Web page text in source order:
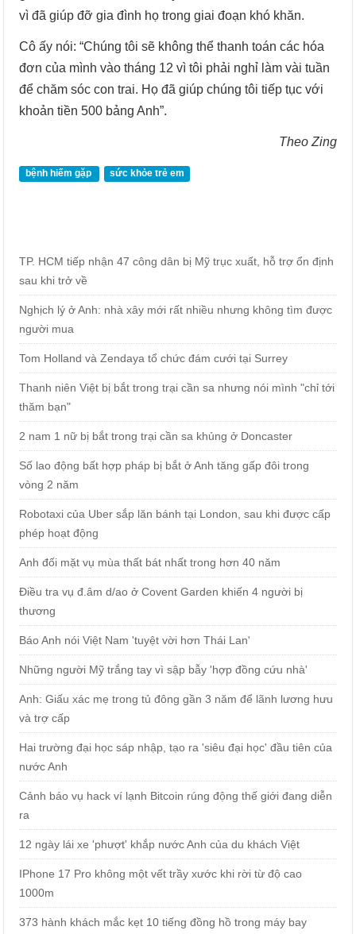
vì đã giúp đỡ gia đình họ trong giai đoạn khó khăn.
Cô ấy nói: “Chúng tôi sẽ không thể thanh toán các hóa
đơn của mình vào tháng 12 vì tôi phải nghỉ làm vài tuần
để chăm sóc con trai. Họ đã giúp chúng tôi tiếp tục với
khoản tiền 500 bảng Anh”.
Theo Zing
bệnh hiếm gặp sức khỏe trẻ em
TP. HCM tiếp nhận 47 công dân bị Mỹ trục xuất, hỗ trợ ổn định
sau khi trở về
Nghịch lý ở Anh: nhà xây mới rất nhiều nhưng không tìm được
người mua
Tom Holland và Zendaya tổ chức đám cưới tại Surrey
Thanh niên Việt bị bắt trong trại cần sa nhưng nói mình "chỉ tới
thăm bạn"
2 nam 1 nữ bị bắt trong trại cần sa khủng ở Doncaster
Số lao động bất hợp pháp bị bắt ở Anh tăng gấp đôi trong
vòng 2 năm
Robotaxi của Uber sắp lăn bánh tại London, sau khi được cấp
phép hoạt động
Anh đối mặt vụ mùa thất bát nhất trong hơn 40 năm
Điều tra vụ đ.âm d/ao ở Covent Garden khiến 4 người bị
thương
Báo Anh nói Việt Nam 'tuyệt vời hơn Thái Lan'
Những người Mỹ trắng tay vì sập bẫy 'hợp đồng cứu nhà'
Anh: Giấu xác mẹ trong tủ đông gần 3 năm để lãnh lương hưu
và trợ cấp
Hai trường đại học sáp nhập, tạo ra 'siêu đại học' đầu tiên của
nước Anh
Cảnh báo vụ hack ví lạnh Bitcoin rúng động thế giới đang diễn
ra
12 ngày lái xe 'phượt' khắp nước Anh của du khách Việt
IPhone 17 Pro không một vết trầy xước khi rời từ độ cao
1000m
373 hành khách mắc kẹt 10 tiếng đồng hồ trong máy bay